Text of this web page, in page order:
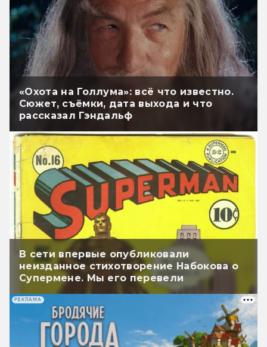
«Охота на Голлума»: всё что известно.
Сюжет, съёмки, дата выхода и что
рассказал Гэндальф
В сети впервые опубликовали
неизданное стихотворение Набокова о
Супермене. Мы его перевели
РЕКЛАМА